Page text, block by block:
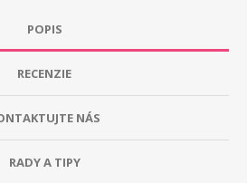
POPIS
RECENZIE
NÁS
RADY A TIPY